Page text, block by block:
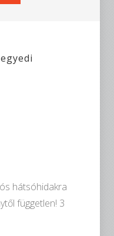
hátsóhidakra
független! 3